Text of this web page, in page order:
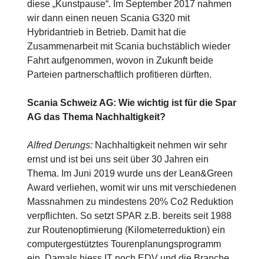
diese „Kunstpause“. Im September 2017 nahmen
wir dann einen neuen Scania G320 mit
Hybridantrieb in Betrieb. Damit hat die
Zusammenarbeit mit Scania buchstäblich wieder
Fahrt aufgenommen, wovon in Zukunft beide
Parteien partnerschaftlich profitieren dürften.
Scania Schweiz AG: Wie wichtig ist für die Spar
AG das Thema Nachhaltigkeit?
Alfred Derungs: Nachhaltigkeit nehmen wir sehr
ernst und ist bei uns seit über 30 Jahren ein
Thema. Im Juni 2019 wurde uns der Lean&Green
Award verliehen, womit wir uns mit verschiedenen
Massnahmen zu mindestens 20% Co2 Reduktion
verpflichten. So setzt SPAR z.B. bereits seit 1988
zur Routenoptimierung (Kilometerreduktion) ein
computergestütztes Tourenplanungsprogramm